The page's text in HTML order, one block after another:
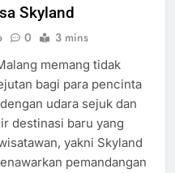
Skyland
0 3 mins
memang tidak
bagi para pencinta
udara sejuk dan
destinasi baru yang
yakni Skyland
pemandangan